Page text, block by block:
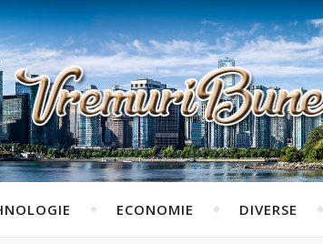
ECONOMIE DIVERSE